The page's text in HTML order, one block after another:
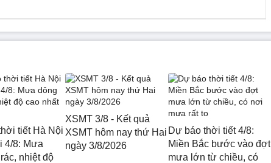
tiết Hà Nội
4/8: Mưa
nhiệt độ
XSMT 3/8 - Kết quả
XSMT hôm nay thứ Hai
ngày 3/8/2026
Dự báo thời tiết 4/8:
Miền Bắc bước vào đợt
mưa lớn từ chiều, có